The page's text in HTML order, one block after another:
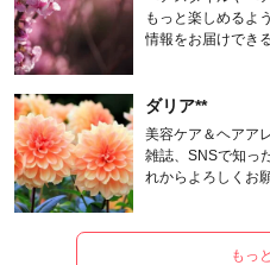
もっと楽しめるよ
情報をお届けでき
ダリア**
美容ケア＆ヘアア
雑誌、SNSで知っ
れからよろしくお
もっ